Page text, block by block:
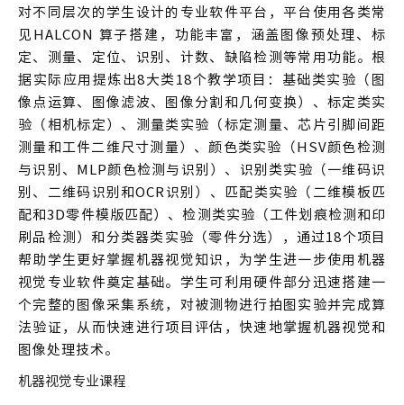
对不同层次的学生设计的专业软件平台，平台使用各类常
见HALCON 算子搭建，功能丰富，涵盖图像预处理、标
定、测量、定位、识别、计数、缺陷检测等常用功能。根
据实际应用提炼出8大类18个教学项目：基础类实验（图
像点运算、图像滤波、图像分割和几何变换）、标定类实
验（相机标定）、测量类实验（标定测量、芯片引脚间距
测量和工件二维尺寸测量）、颜色类实验（HSV颜色检测
与识别、MLP颜色检测与识别）、识别类实验（一维码识
别、二维码识别和OCR识别）、匹配类实验（二维模板匹
配和3D零件模版匹配）、检测类实验（工件划痕检测和印
刷品检测）和分类器类实验（零件分选），通过18个项目
帮助学生更好掌握机器视觉知识，为学生进一步使用机器
视觉专业软件奠定基础。学生可利用硬件部分迅速搭建一
个完整的图像采集系统，对被测物进行拍图实验并完成算
法验证，从而快速进行项目评估，快速地掌握机器视觉和
图像处理技术。
机器视觉专业课程